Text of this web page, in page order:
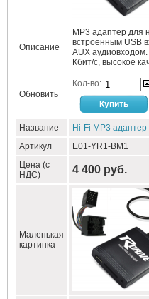
Описание
MP3 адаптер для
встроенным USB
AUX
Кбит/c, высокое
Обновить
Кол-во:
Название
Hi-Fi MP3
Артикул
E01-YR1-BM1
Цена (с
НДС)
4 400 руб.
Маленькая
картинка